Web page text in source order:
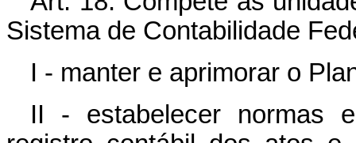
Sistema de Contabilidade
I - manter e aprimorar o
II - estabelecer normas